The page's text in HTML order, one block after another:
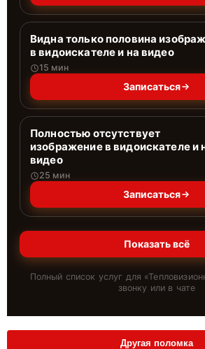
Видна только половина
в видоискателе и на видео
15 мин
Записаться
Полностью отсутствует
изображение в видоискателе и
видео
25 мин
Записаться
Показать всё
Полный список услуг для «
звонку или в чате
Другая поломка